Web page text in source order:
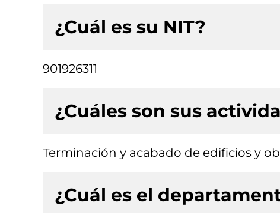
¿Cuál es su NIT?
901926311
¿Cuáles son sus
Terminación y acabado de edificios y
¿Cuál es el